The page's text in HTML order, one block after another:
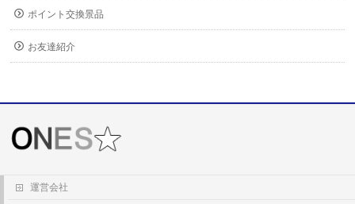
ポイント交換景品
お友達紹介
運営会社